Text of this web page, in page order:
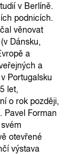
v Berlíně.
podnicích.
věnovat
Dánsku,
a
a
Portugalsku
let,
o rok později,
Pavel Forman
otevřené
výstava